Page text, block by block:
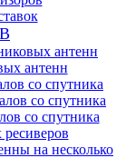
антенн
антенн
со спутника
со спутника
со спутника
на несколько